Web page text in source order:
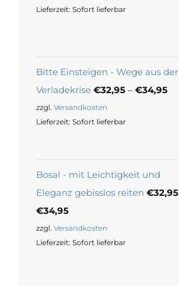
Lieferzeit: Sofort lieferbar
Bitte Einsteigen - Wege aus der
Verladekrise €32,95 – €34,95
zzgl. Versandkosten
Lieferzeit: Sofort lieferbar
Bosal - mit Leichtigkeit und
Eleganz gebisslos reiten €32,95
€34,95
zzgl. Versandkosten
Lieferzeit: Sofort lieferbar